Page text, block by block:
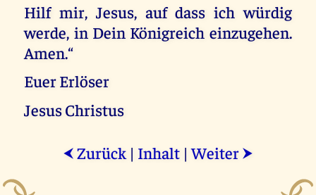
Hilf mir, Jesus, auf dass ich würdig
werde, in Dein Königreich einzugehen.
Amen.“
Euer Erlöser
Jesus Christus
⮜ Zurück | Inhalt |Weiter ⮞